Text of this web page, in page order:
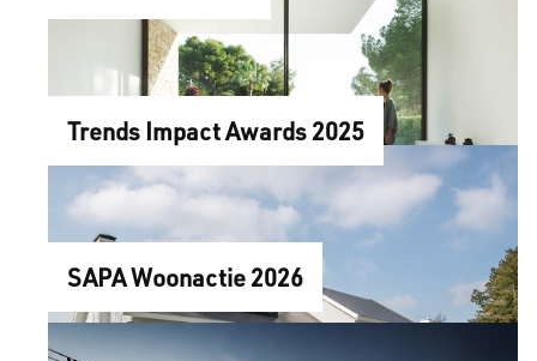
Trends Impact Awards 2025
SAPA Woonactie 2026